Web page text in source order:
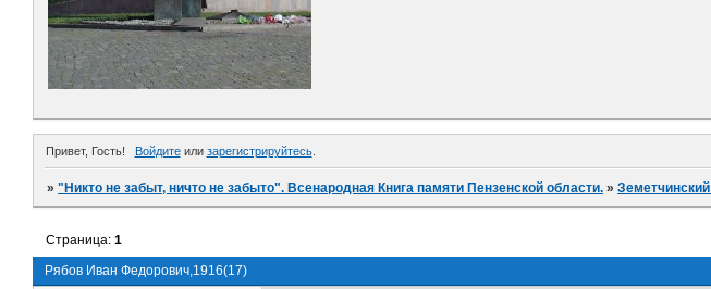
Привет, Гость! Войдитеили зарегистрируйтесь.
»"Никто не забыт, ничто не забыто". Всенародная Книга памяти Пензенской области. »
Рябов Иван Федорович,1916(17)
Страница:1